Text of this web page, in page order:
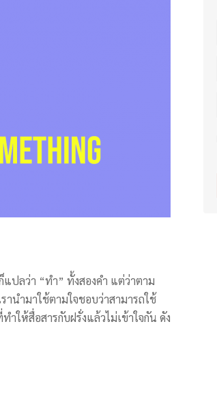
ลว่า “ทำ” ทั้งสองคำ แต่ว่าตาม
นำมาใช้ตามใจชอบว่าสามารถใช้
ให้สื่อสารกับฝรั่งแล้วไม่เข้าใจกัน ดัง